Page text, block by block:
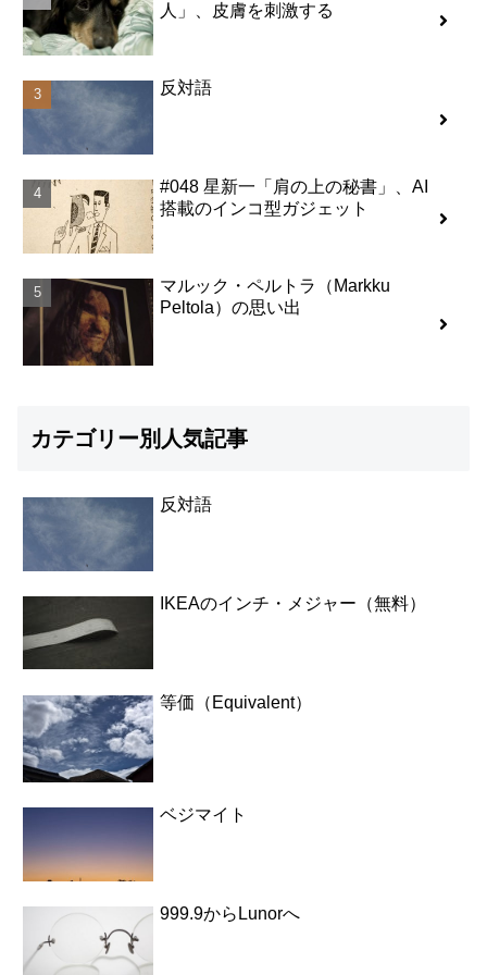
人」、皮膚を刺激する
反対語
#048 星新一「肩の上の秘書」、AI
搭載のインコ型ガジェット
マルック・ペルトラ（Markku
Peltola）の思い出
カテゴリー別人気記事
反対語
IKEAのインチ・メジャー（無料）
等価（Equivalent）
ベジマイト
999.9からLunorへ